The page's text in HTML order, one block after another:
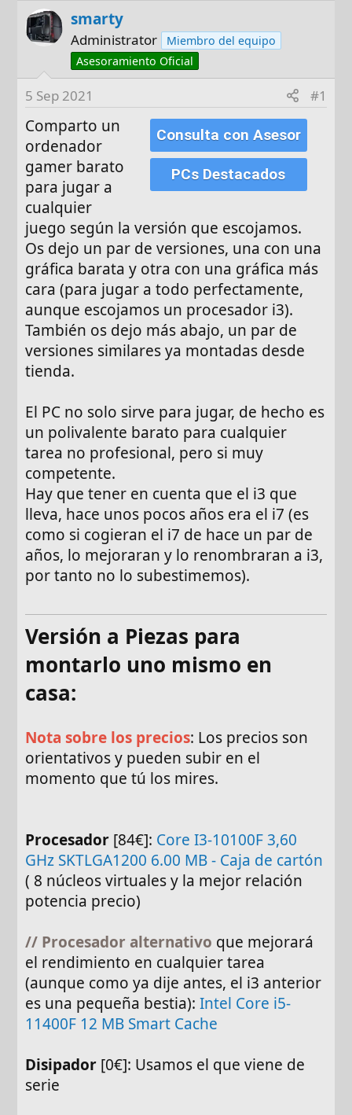
r
a
d
e
i
i
c
o
smarty
Administrator
Miembro del equipo
Asesoramiento Oficial
5 Sep 2021 #1
Consulta con Asesor
PCs Destacados
Comparto un
ordenador
gamer barato
para jugar a
cualquier
juego según la versión que escojamos.
Os dejo un par de versiones, una con una
gráfica barata y otra con una gráfica más
cara (para jugar a todo perfectamente,
aunque escojamos un procesador i3).
También os dejo más abajo, un par de
versiones similares ya montadas desde
tienda.
El PC no solo sirve para jugar, de hecho es
un polivalente barato para cualquier
tarea no profesional, pero si muy
competente.
Hay que tener en cuenta que el i3 que
lleva, hace unos pocos años era el i7 (es
como si cogieran el i7 de hace un par de
años, lo mejoraran y lo renombraran a i3,
por tanto no lo subestimemos).
Versión a Piezas para
montarlo uno mismo en
casa:
Nota sobre los precios: Los precios son
orientativos y pueden subir en el
momento que tú los mires.
Procesador [84€]: Core I3-10100F 3,60
GHz SKTLGA1200 6.00 MB - Caja de cartón
( 8 núcleos virtuales y la mejor relación
potencia precio)
// Procesador alternativo que mejorará
el rendimiento en cualquier tarea
(aunque como ya dije antes, el i3 anterior
es una pequeña bestia):Intel Core i5-
11400F 12 MB Smart Cache
Disipador [0€]: Usamos el que viene de
serie